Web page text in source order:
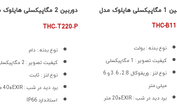
مدل
THC-
نوع بدنه : بولت
کیفیت تصویر : 1 مگاپیکسلی
نوع لنز : وریفوکال 2.8، 3.6 و 6
میلی متر
برد دید در شب : EXIRه20 متر
دوربین 2 مگاپیکسلی هایلوک مدل
THC‐T220‐P
نوع بدنه : دام
کیفیت تصویر : 2 مگاپیکسلی
نوع لنز : ثابت
برد دید در شب : EXIRه40 متر
استاندارد IP66